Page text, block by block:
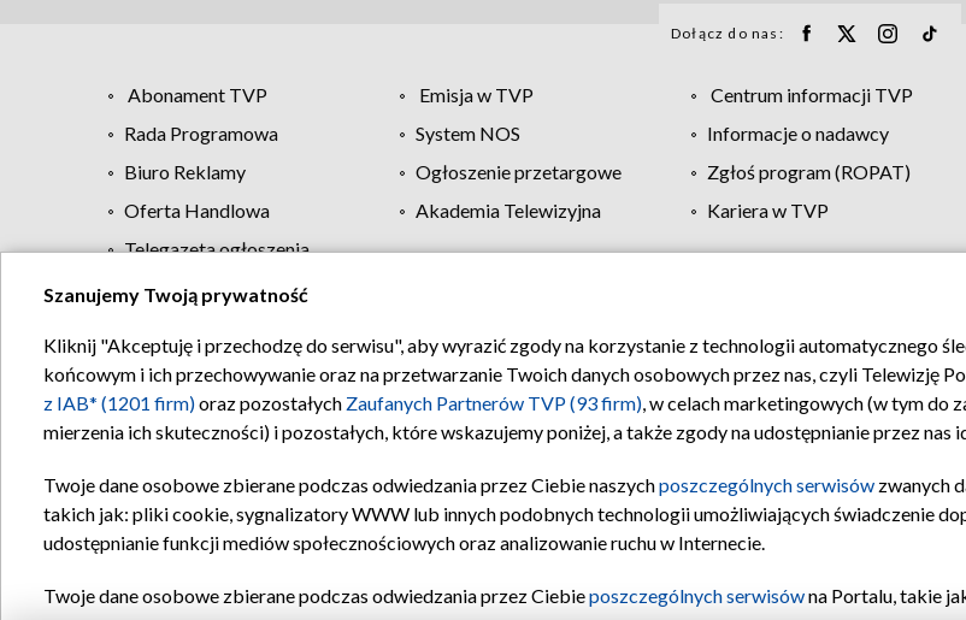
Dołącz do nas:
Abonament TVP Emisja w TVP Centrum informacji TVP
Rada Programowa
System NOS Informacje o nadawcy
Biuro Reklamy
Ogłoszenie przetargowe Zgłoś program (ROPAT)
Oferta Handlowa
Akademia Telewizyjna Kariera w TVP
Telegazeta ogłoszenia
Regulamin TVP Polityka prywatności Moje zgody Pomoc
Szanujemy Twoją prywatność
Kliknij "Akceptuję i przechodzę do serwisu", aby wyrazić zgody na korzystanie z technologii automatycznego
końcowym i ich przechowywanie oraz na przetwarzanie Twoich danych osobowych przez nas, czyli Telewizję
z IAB* (1201 firm)oraz pozostałych Zaufanych Partnerów TVP (93 firm), w celach marketingowych (w tym do
mierzenia ich skuteczności) i pozostałych, które wskazujemy poniżej, a także zgody na udostępnianie przez
Twoje dane osobowe zbierane podczas odwiedzania przez Ciebie naszychposzczególnych serwisów zwanych
takich jak: pliki cookie, sygnalizatory WWW lub innych podobnych technologii umożliwiających świadczenie
udostępnianie funkcji mediów społecznościowych oraz analizowanie ruchu w Internecie.
Twoje dane osobowe zbierane podczas odwiedzania przez Ciebieposzczególnych serwisówna Portalu, takie